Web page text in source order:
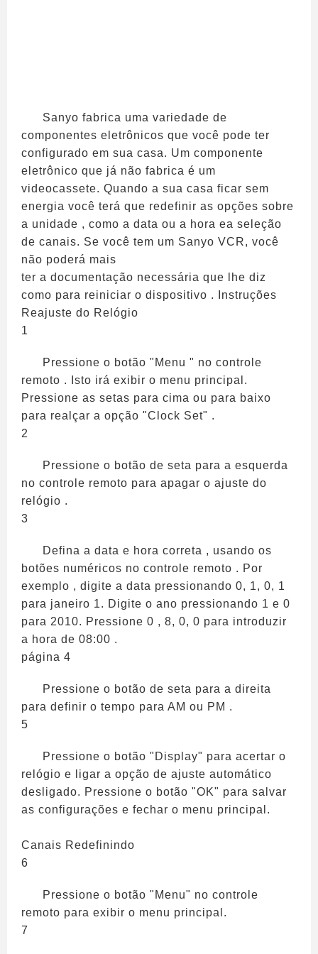
Sanyo fabrica uma variedade de
componentes eletrônicos que você pode ter
configurado em sua casa. Um componente
eletrônico que já não fabrica é um
videocassete. Quando a sua casa ficar sem
energia você terá que redefinir as opções sobre
a unidade , como a data ou a hora ea seleção
de canais. Se você tem um Sanyo VCR, você
não poderá mais
ter a documentação necessária que lhe diz
como para reiniciar o dispositivo . Instruções
Reajuste do Relógio
1
Pressione o botão "Menu " no controle
remoto . Isto irá exibir o menu principal.
Pressione as setas para cima ou para baixo
para realçar a opção "Clock Set" .
2
Pressione o botão de seta para a esquerda
no controle remoto para apagar o ajuste do
relógio .
3
Defina a data e hora correta , usando os
botões numéricos no controle remoto . Por
exemplo , digite a data pressionando 0, 1, 0, 1
para janeiro 1. Digite o ano pressionando 1 e 0
para 2010. Pressione 0 , 8, 0, 0 para introduzir
a hora de 08:00 .
página 4
Pressione o botão de seta para a direita
para definir o tempo para AM ou PM .
5
Pressione o botão "Display" para acertar o
relógio e ligar a opção de ajuste automático
desligado. Pressione o botão "OK" para salvar
as configurações e fechar o menu principal.
Canais Redefinindo
6
Pressione o botão "Menu" no controle
remoto para exibir o menu principal.
7